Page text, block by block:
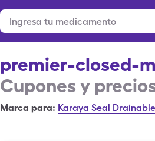
premier-closed-
Cupones y
Marca para: Karaya Seal